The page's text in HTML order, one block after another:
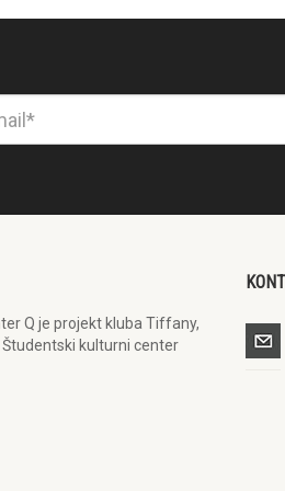
Q je projekt kluba Tiffany,
Študentski kulturni center